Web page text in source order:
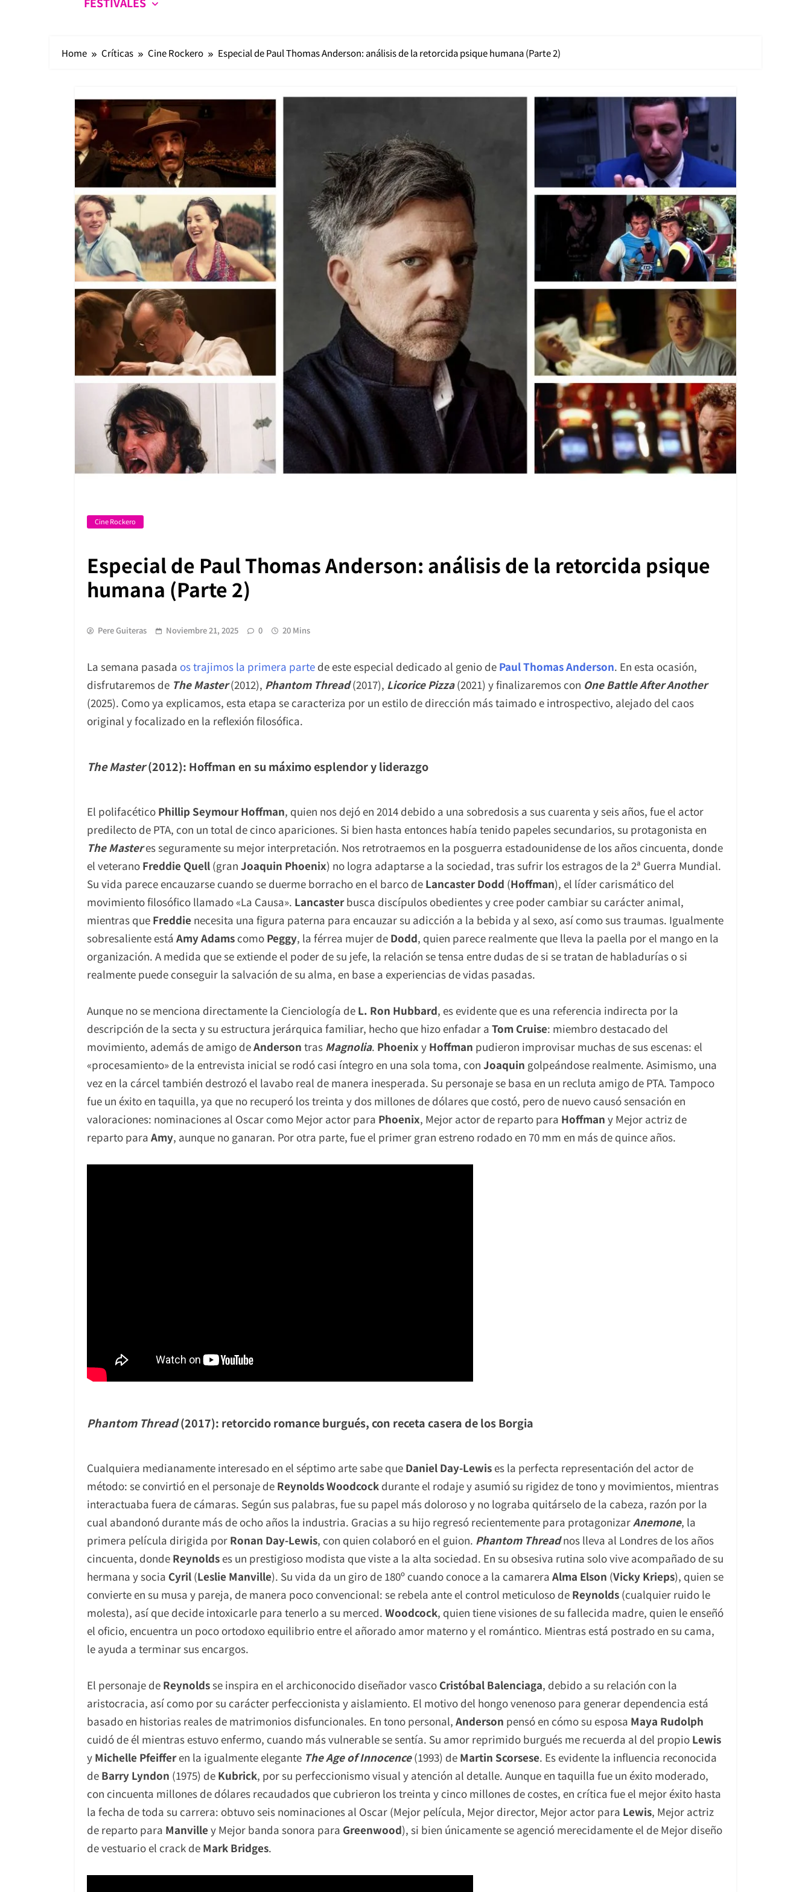
Home Críticas Cine Rockero Especial de Paul Thomas Anderson: análisis de la retorcida psique humana (Parte 2)
Cine Rockero
Especial de Paul Thomas Anderson: análisis de la retorcida psique
humana (Parte 2)
Pere Guiteras Noviembre 21, 2025 0 20 Mins
La semana pasada os trajimos la primera parte de este especial dedicado al genio de Paul Thomas Anderson. En esta ocasión,
disfrutaremos de The Master(2012), Phantom Thread(2017), Licorice Pizza(2021) y finalizaremos con One Battle After Another
(2025). Como ya explicamos, esta etapa se caracteriza por un estilo de dirección más taimado e introspectivo, alejado del caos
original y focalizado en la reflexión filosófica.
The Master(2012): Hoffman en su máximo esplendor y liderazgo
El polifacético Phillip Seymour Hoffman, quien nos dejó en 2014 debido a una sobredosis a sus cuarenta y seis años, fue el actor
predilecto de PTA, con un total de cinco apariciones. Si bien hasta entonces había tenido papeles secundarios, su protagonista en
The Master es seguramente su mejor interpretación. Nos retrotraemos en la posguerra estadounidense de los años cincuenta, donde
el veterano Freddie Quell (gran Joaquin Phoenix) no logra adaptarse a la sociedad, tras sufrir los estragos de la 2ª Guerra Mundial.
Su vida parece encauzarse cuando se duerme borracho en el barco de Lancaster Dodd (Hoffman), el líder carismático del
movimiento filosófico llamado «La Causa». Lancasterbusca discípulos obedientes y cree poder cambiar su carácter animal,
mientras que Freddie necesita una figura paterna para encauzar su adicción a la bebida y al sexo, así como sus traumas. Igualmente
sobresaliente está Amy Adams como Peggy, la férrea mujer de Dodd, quien parece realmente que lleva la paella por el mango en la
organización. A medida que se extiende el poder de su jefe, la relación se tensa entre dudas de si se tratan de habladurías o si
realmente puede conseguir la salvación de su alma, en base a experiencias de vidas pasadas.
Aunque no se menciona directamente la Cienciología de L. Ron Hubbard, es evidente que es una referencia indirecta por la
descripción de la secta y su estructura jerárquica familiar, hecho que hizo enfadar a Tom Cruise: miembro destacado del
movimiento, además de amigo deAnderson tras Magnolia. Phoenix y Hoffman pudieron improvisar muchas de sus escenas: el
«procesamiento» de la entrevista inicial se rodó casi íntegro en una sola toma, con Joaquin golpeándose realmente. Asimismo, una
vez en la cárcel también destrozó el lavabo real de manera inesperada. Su personaje se basa en un recluta amigo de PTA. Tampoco
fue un éxito en taquilla, ya que no recuperó los treinta y dos millones de dólares que costó, pero de nuevo causó sensación en
valoraciones: nominaciones al Oscar como Mejor actor para Phoenix, Mejor actor de reparto para Hoffman y Mejor actriz de
reparto para Amy, aunque no ganaran. Por otra parte, fue el primer gran estreno rodado en 70 mm en más de quince años.
Phantom Thread(2017): retorcido romance burgués, con receta casera de los Borgia
Cualquiera medianamente interesado en el séptimo arte sabe que Daniel Day-Lewis es la perfecta representación del actor de
método: se convirtió en el personaje de Reynolds Woodcock durante el rodaje y asumió su rigidez de tono y movimientos, mientras
interactuaba fuera de cámaras. Según sus palabras, fue su papel más doloroso y no lograba quitárselo de la cabeza, razón por la
cual abandonó durante más de ocho años la industria. Gracias a su hijo regresó recientemente para protagonizarAnemone, la
primera película dirigida por Ronan Day-Lewis, con quien colaboró en el guion. Phantom Threadnos lleva al Londres de los años
cincuenta, donde Reynolds es un prestigioso modista que viste a la alta sociedad. En su obsesiva rutina solo vive acompañado de su
hermana y socia Cyril (Leslie Manville). Su vida da un giro de 180º cuando conoce a la camarera Alma Elson (Vicky Krieps), quien se
convierte en su musa y pareja, de manera poco convencional: se rebela ante el control meticuloso de Reynolds (cualquier ruido le
molesta), así que decide intoxicarle para tenerlo a su merced. Woodcock, quien tiene visiones de su fallecida madre, quien le enseñó
el oficio, encuentra un poco ortodoxo equilibrio entre el añorado amor materno y el romántico. Mientras está postrado en su cama,
le ayuda a terminar sus encargos.
El personaje de Reynoldsse inspira en el archiconocido diseñador vasco Cristóbal Balenciaga, debido a su relación con la
aristocracia, así como por su carácter perfeccionista y aislamiento. El motivo del hongo venenoso para generar dependencia está
basado en historias reales de matrimonios disfuncionales. En tono personal, Anderson pensó en cómo su esposa Maya Rudolph
cuidó de él mientras estuvo enfermo, cuando más vulnerable se sentía. Su amor reprimido burgués me recuerda al del propio Lewis
y Michelle Pfeifferen la igualmente elegante The Age of Innocence (1993) de Martin Scorsese. Es evidente la influencia reconocida
de Barry Lyndon (1975) de Kubrick, por su perfeccionismo visual y atención al detalle. Aunque en taquilla fue un éxito moderado,
con cincuenta millones de dólares recaudados que cubrieron los treinta y cinco millones de costes, en crítica fue el mejor éxito hasta
la fecha de toda su carrera: obtuvo seis nominaciones al Oscar (Mejor película, Mejor director, Mejor actor para Lewis, Mejor actriz
de reparto para Manvilley Mejor banda sonora para Greenwood), si bien únicamente se agenció merecidamente el de Mejor diseño
de vestuario el crack de Mark Bridges.